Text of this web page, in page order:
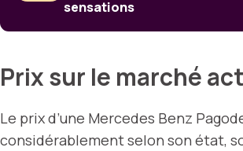
sensations
Prix sur le marché
Le prix d’une Mercedes Benz
considérablement selon son état,